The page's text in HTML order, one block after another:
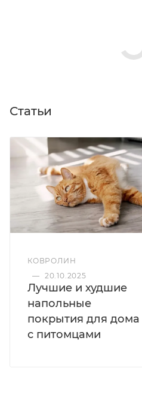
Статьи
КОВРОЛИН
— 20.10.2025
Лучшие и худшие
напольные
покрытия для дома
с питомцами